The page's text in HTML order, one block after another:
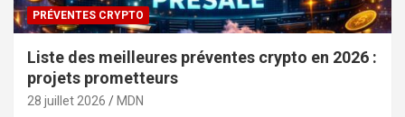
PRÉVENTES CRYPTO
Liste des meilleures préventes crypto en 2026 :
projets prometteurs
28 juillet 2026 MDN